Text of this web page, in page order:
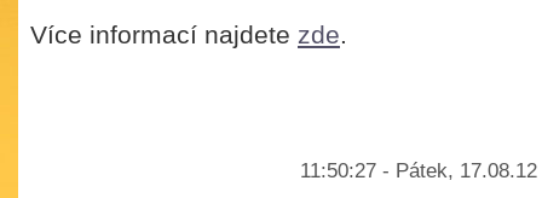
Více informací najdete zde.
11:50:27 - Pátek,